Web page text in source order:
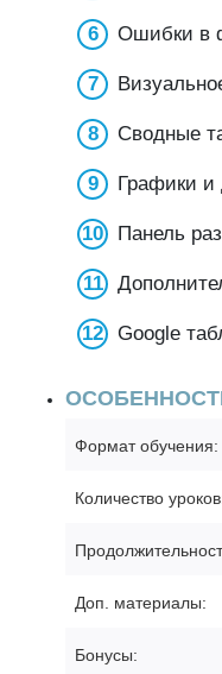
Ошибки в
Сводные
Графики
Панель
Google
Формат обучения:
Количество
Доп. материалы:
Бонусы: